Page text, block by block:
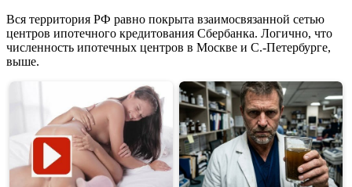
Вся территория РФ равно покрыта взаимосвязанной сетью
центров ипотечного кредитования Сбербанка. Логично, что
численность ипотечных центров в Москве и С.-Петербурге,
выше.